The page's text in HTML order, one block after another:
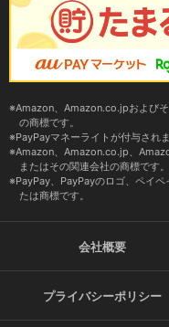
Amazon、Amazon.co.jpおよび
の商標です。
PayPayマネーライトが付与され
Amazon、Amazon.co.jp、
またはその関連会社の商標です。
PayPay、PayPayのロゴ、ペイ
たは商標です。
会社概要
プライバシーポリシー